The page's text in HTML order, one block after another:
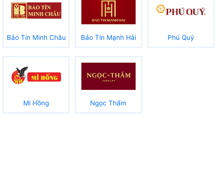
Bảo Tín Minh Châu Bảo Tín Mạnh Hải Phú Quý
Mi Hồng Ngọc Thẩm